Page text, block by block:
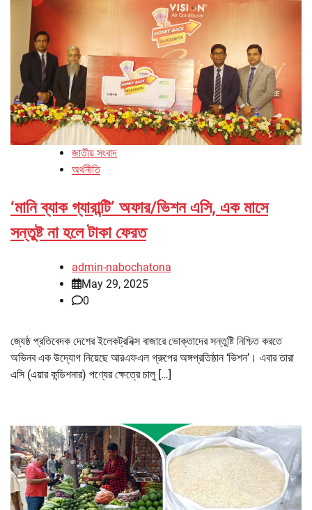
জাতীয় সংবাদ
অর্থনীতি
‘মানি ব্যাক গ্যারান্টি’ অফার/ভিশন এসি, এক মাসে
সন্তুষ্ট না হলে টাকা ফেরত
admin-nabochatona
May 29, 2025
0
জ্যেষ্ঠ প্রতিবেদক দেশের ইলেকট্রনিক্স বাজারে ভোক্তাদের সন্তুষ্টি নিশ্চিত করতে
অভিনব এক উদ্যোগ নিয়েছে আরএফএল গ্রুপের অঙ্গপ্রতিষ্ঠান ‘ভিশন’। এবার তারা
এসি (এয়ার কন্ডিশনার) পণ্যের ক্ষেত্রে চালু […]